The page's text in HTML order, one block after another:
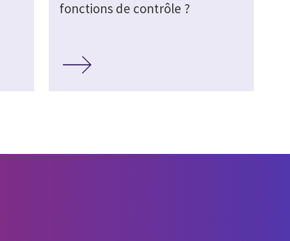
fonctions de contrôle ?